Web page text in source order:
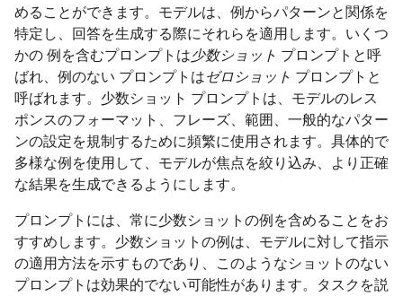
めることができます。モデルは、例からパターンと関係を
特定し、回答を生成する際にそれらを適用します。いくつ
かの 例を含むプロンプトは少数ショット プロンプトと呼
ばれ、例のない プロンプトはゼロショット プロンプトと
呼ばれます。少数ショット プロンプトは、モデルのレス
ポンスのフォーマット、フレーズ、範囲、一般的なパター
ンの設定を規制するために頻繁に使用されます。具体的で
多様な例を使用して、モデルが焦点を絞り込み、より正確
な結果を生成できるようにします。
プロンプトには、常に少数ショットの例を含めることをお
すすめします。少数ショットの例は、モデルに対して指示
の適用方法を示すものであり、このようなショットのない
プロンプトは効果的でない可能性があります。タスクを説